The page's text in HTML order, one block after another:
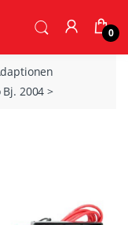
0
2004 >